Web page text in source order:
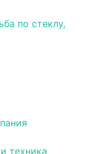
по стеклу,
техника